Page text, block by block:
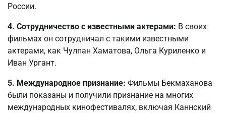
России.
4. Сотрудничество с известными актерами: В своих
фильмах он сотрудничал с такими известными
актерами, как Чулпан Хаматова, Ольга Куриленко и
Иван Ургант.
5. Международное признание: Фильмы Бекмаханова
были показаны и получили признание на многих
международных кинофестивалях, включая Каннский